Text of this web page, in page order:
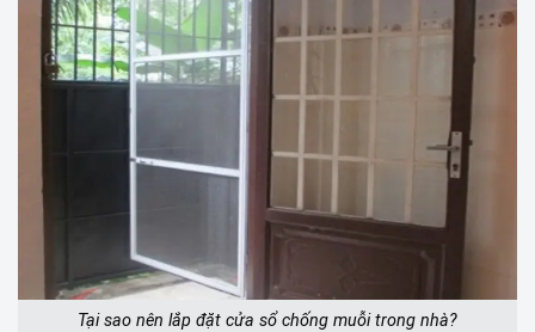
Tại sao nên lắp đặt cửa sổ chống muỗi trong nhà?